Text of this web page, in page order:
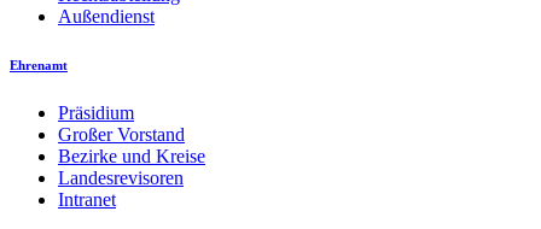
Außendienst
Ehrenamt
Präsidium
Großer Vorstand
Bezirke und Kreise
Landesrevisoren
Intranet